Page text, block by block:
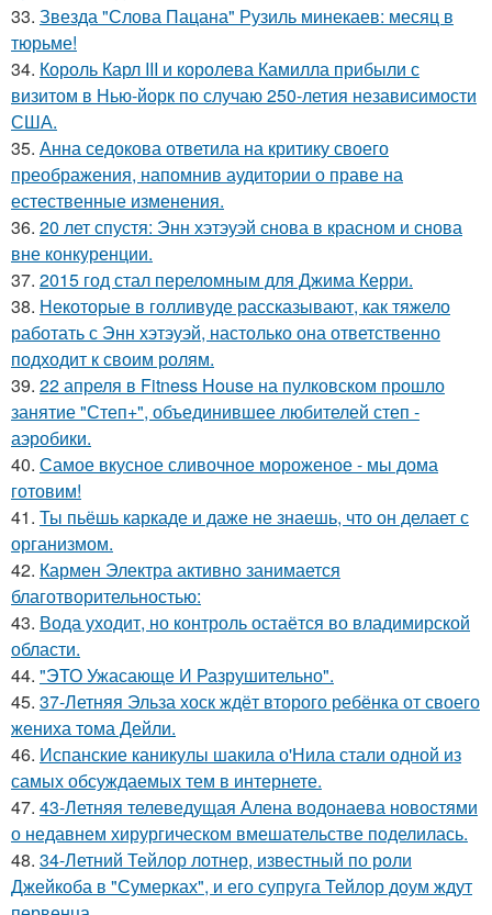
33. Звезда "Слова Пацана" Рузиль минекаев: месяц в
тюрьме!
34. Король Карл III и королева Камилла прибыли с
визитом в Нью-йорк по случаю 250-летия независимости
США.
35. Анна седокова ответила на критику своего
преображения, напомнив аудитории о праве на
естественные изменения.
36. 20 лет спустя: Энн хэтэуэй снова в красном и снова
вне конкуренции.
37. 2015 год стал переломным для Джима Керри.
38. Некоторые в голливуде рассказывают, как тяжело
работать с Энн хэтэуэй, настолько она ответственно
подходит к своим ролям.
39. 22 апреля в Fitness House на пулковском прошло
занятие "Степ+", объединившее любителей степ -
аэробики.
40. Самое вкусное сливочное мороженое - мы дома
готовим!
41. Ты пьёшь каркаде и даже не знаешь, что он делает с
организмом.
42. Кармен Электра активно занимается
благотворительностью:
43. Вода уходит, но контроль остаётся во владимирской
области.
44. "ЭТО Ужасающе И Разрушительно".
45. 37-Летняя Эльза хоск ждёт второго ребёнка от своего
жениха тома Дейли.
46. Испанские каникулы шакила о'Нила стали одной из
самых обсуждаемых тем в интернете.
47. 43-Летняя телеведущая Алена водонаева новостями
о недавнем хирургическом вмешательстве поделилась.
48. 34-Летний Тейлор лотнер, известный по роли
Джейкоба в "Сумерках", и его супруга Тейлор доум ждут